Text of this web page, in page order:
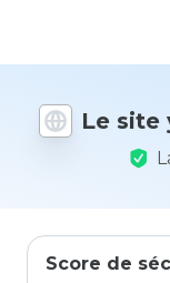
Le site
Score de
1 et 5
vous à ce
site ?